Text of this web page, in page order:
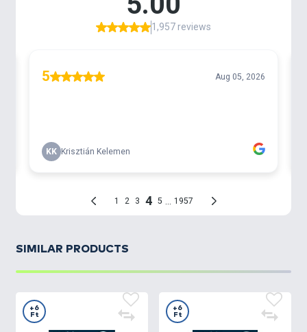
SIMILAR PRODUCTS
+6
Ft
+6
Ft